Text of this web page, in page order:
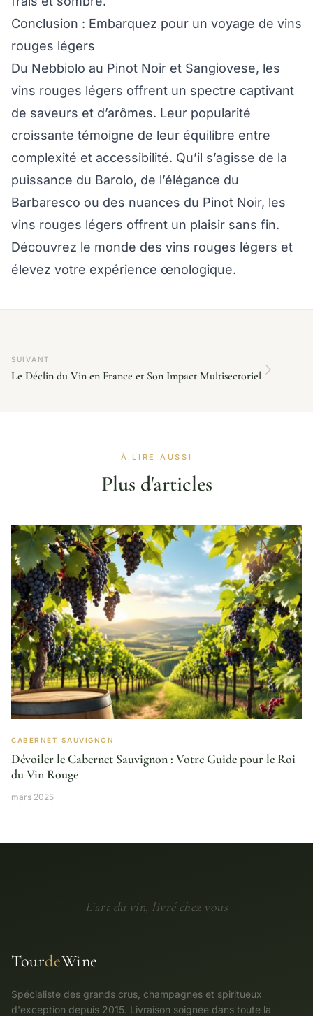
Conclusion : Embarquez pour un voyage de vins
rouges légers
Du Nebbiolo au Pinot Noir et Sangiovese, les
vins rouges légers offrent un spectre captivant
de saveurs et d’arômes. Leur popularité
croissante témoigne de leur équilibre entre
complexité et accessibilité. Qu’il s’agisse de la
puissance du Barolo, de l’élégance du
Barbaresco ou des nuances du Pinot Noir, les
vins rouges légers offrent un plaisir sans fin.
Découvrez le monde des vins rouges légers et
élevez votre expérience œnologique.
SUIVANT
Le Déclin du Vin en France et Son Impact Multisectoriel
À LIRE AUSSI
Plus d'articles
CABERNET SAUVIGNON
Dévoiler le Cabernet Sauvignon : Votre Guide pour le Roi
du Vin Rouge
mars 2025
L'art du vin, livré chez vous
TourdeWine
Spécialiste des grands crus, champagnes et spiritueux
d'exception depuis 2015. Livraison soignée dans toute la